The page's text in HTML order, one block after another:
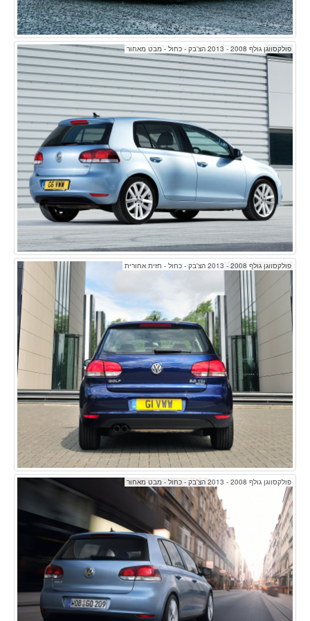
פולקסווגן גולף 2008 - 2013 הצ'בק - כחול - מבט מאחור
פולקסווגן גולף 2008 - 2013 הצ'בק - כחול - חזית אחורית
פולקסווגן גולף 2008 - 2013 הצ'בק - כחול - מבט מאחור